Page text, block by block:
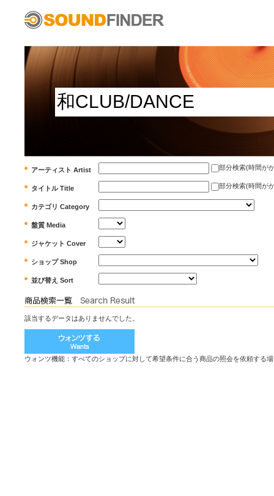
アーティスト Artist 部分検索(時間が
タイトル Title 部分検索(時間が
カテゴリ Category
盤質 Media
ジャケット Cover
ショップ Shop
並び替え Sort
該当するデータはありませんでした。
ウォンツ機能：すべてのショップに対して希望条件に合う商品の照会を依頼する